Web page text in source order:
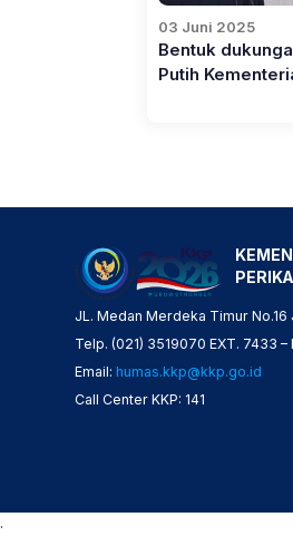
03 Juni 2025
Bentuk
Putih
JL. Medan Merdeka Timur No.16
Telp. (021) 3519070 EXT. 7433
Email: humas.kkp@kkp.go.id
Call Center KKP: 141
.